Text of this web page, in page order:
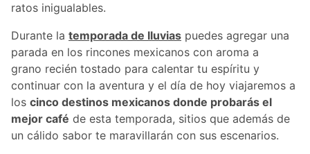
ratos inigualables.
Durante la temporada de lluvias puedes agregar una
parada en los rincones mexicanos con aroma a
grano recién tostado para calentar tu espíritu y
continuar con la aventura y el día de hoy viajaremos a
los cinco destinos mexicanos donde probarás el
mejor café de esta temporada, sitios que además de
un cálido sabor te maravillarán con sus escenarios.